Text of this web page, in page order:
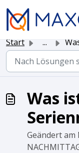
Zum
Start ... Was
Was
Geändert am